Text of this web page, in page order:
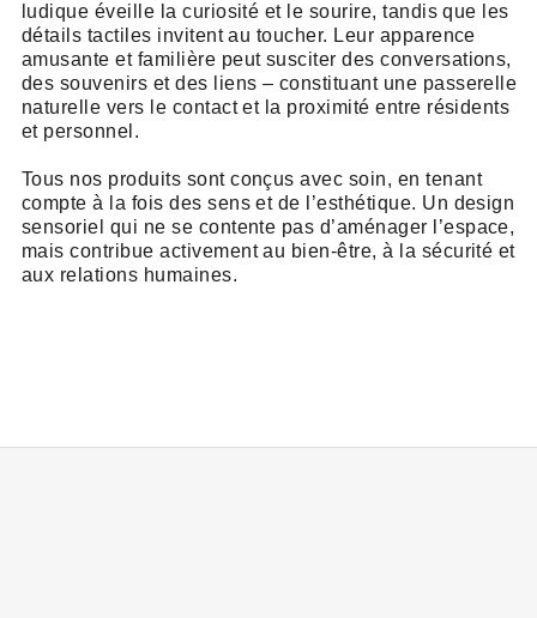
ludique éveille la curiosité et le sourire, tandis que les
détails tactiles invitent au toucher. Leur apparence
amusante et familière peut susciter des conversations,
des souvenirs et des liens – constituant une passerelle
naturelle vers le contact et la proximité entre résidents
et personnel.
Tous nos produits sont conçus avec soin, en tenant
compte à la fois des sens et de l’esthétique. Un design
sensoriel qui ne se contente pas d’aménager l’espace,
mais contribue activement au bien-être, à la sécurité et
aux relations humaines.